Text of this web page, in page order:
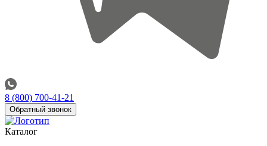
8 (800) 700-41-21
Обратный звонок
Каталог